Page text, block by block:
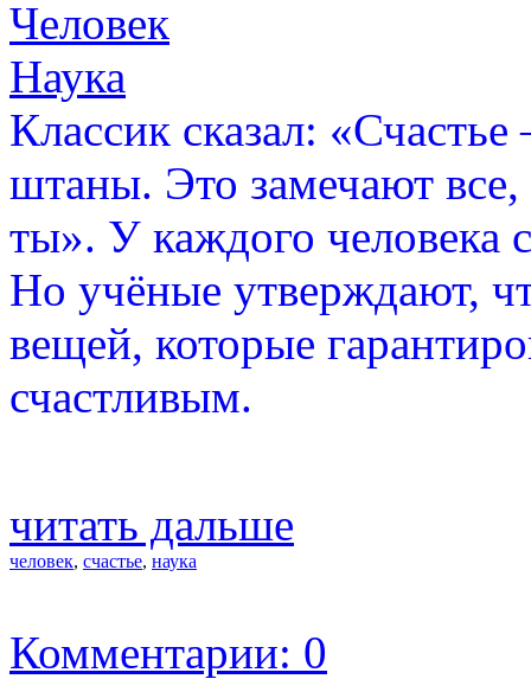
Человек
Наука
Классик сказал:
штаны. Это замечают все,
ты». У каждого человека
Но учёные утверждают,
вещей, которые
счастливым.
читать дальше
человек, счастье, наука
Комментарии: 0